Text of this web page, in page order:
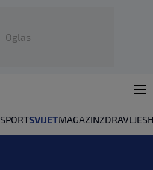
Oglas
SPORTSVIJETMAGAZINZDRAVLJE